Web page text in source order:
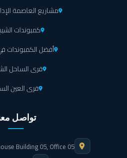
مشاريع العاصمة
كمبوندات
أفضل الكمبوندات في 6
قرى الساحل
قرى العين
تواصل
Building 05, Office 05